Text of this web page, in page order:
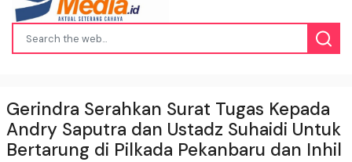
Gerindra Serahkan Surat Tugas Kepada
Andry Saputra dan Ustadz Suhaidi Untuk
Bertarung di Pilkada Pekanbaru dan Inhil